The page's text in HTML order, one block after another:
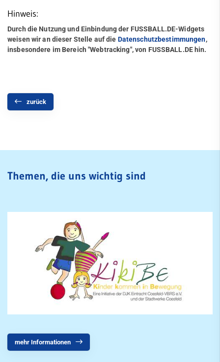
Hinweis:
Durch die Nutzung und Einbindung der FUSSBALL.DE-Widgets
weisen wir an dieser Stelle auf die Datenschutzbestimmungen,
insbesondere im Bereich "Webtracking", von FUSSBALL.DE hin.
zurück
Themen, die uns wichtig sind
mehr Informationen
Tennisschule
Triathlon
Walking Football
Service